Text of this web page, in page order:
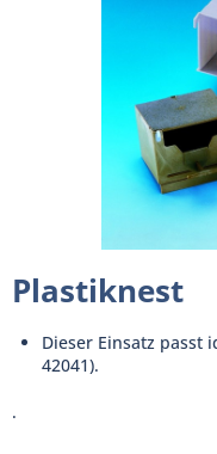
Plastiknest
Dieser Einsatz passt
42041).
.